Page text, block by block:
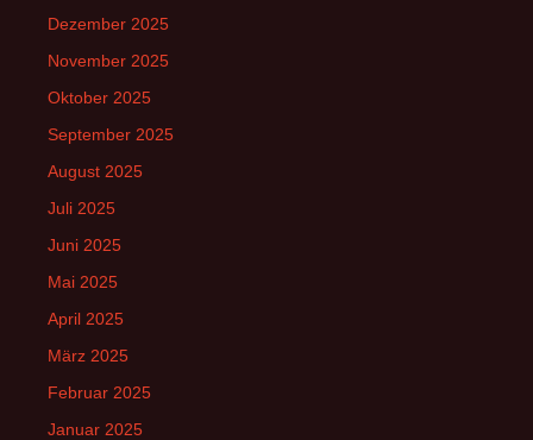
Dezember 2025
November 2025
Oktober 2025
September 2025
August 2025
Juli 2025
Juni 2025
Mai 2025
April 2025
März 2025
Februar 2025
Januar 2025